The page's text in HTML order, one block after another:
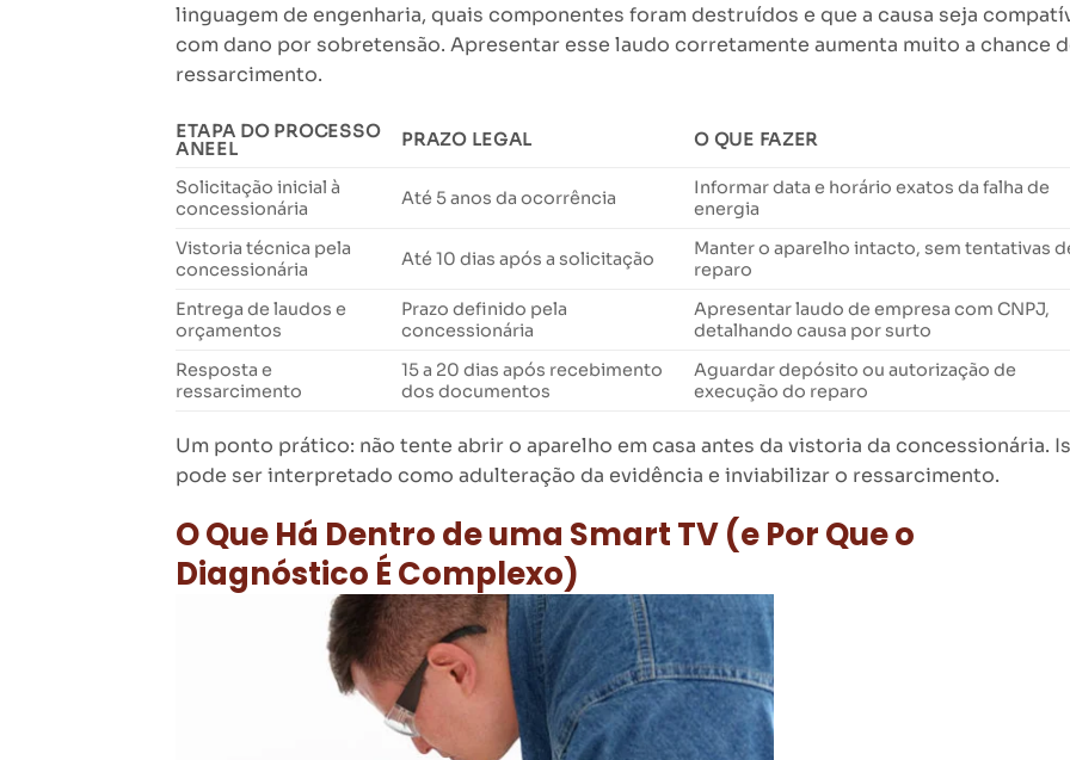
linguagem de engenharia, quais componentes foram destruídos e que a causa seja
com dano por sobretensão. Apresentar esse laudo corretamente aumenta muito a chance
ressarcimento.
ETAPA DO PROCESSO
ANEEL
PRAZO LEGAL O QUE FAZER
Solicitação inicial à
concessionária
Até 5 anos da ocorrência
Informar data e horário exatos da falha de
energia
Vistoria técnica pela
concessionária
Até 10 dias após a solicitação
Manter o aparelho intacto, sem tentativas
reparo
Entrega de laudos e
orçamentos
Prazo definido pela
concessionária
Apresentar laudo de empresa com CNPJ,
detalhando causa por surto
Resposta e
ressarcimento
15 a 20 dias após recebimento
dos documentos
Aguardar depósito ou autorização de
execução do reparo
Um ponto prático: não tente abrir o aparelho em casa antes da vistoria da concessionária.
pode ser interpretado como adulteração da evidência e inviabilizar o ressarcimento.
O Que Há Dentro de uma Smart TV (e Por Que o
Diagnóstico É Complexo)